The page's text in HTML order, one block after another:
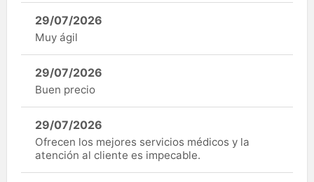
29/07/2026
Muy ágil
29/07/2026
Buen precio
29/07/2026
Ofrecen los mejores servicios médicos y la
atención al cliente es impecable.